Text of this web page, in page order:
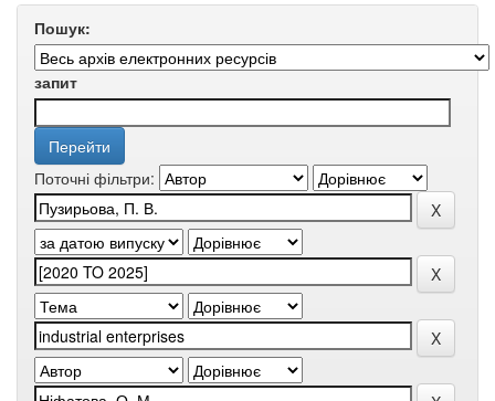
Пошук:
запит
Поточні фільтри: